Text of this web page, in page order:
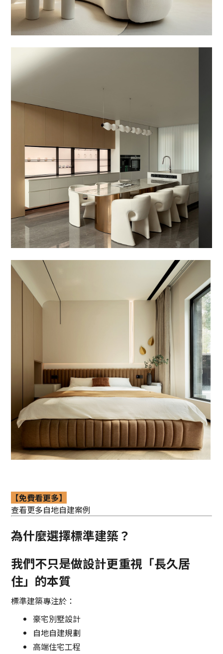
【免費看更多】
查看更多自地自建案例
為什麼選擇標準建築？
我們不只是做設計更重視「長久居
住」的本質
標準建築專注於：
豪宅別墅設計
自地自建規劃
高端住宅工程